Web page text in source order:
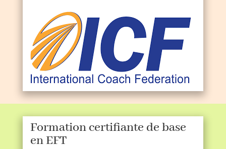
Formation certifiante de base
en EFT